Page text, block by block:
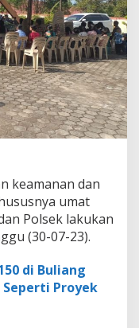
keamanan dan
umat
Polsek lakukan
(30-07-23).
di Buliang
Proyek